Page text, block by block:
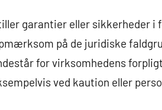
garantier eller sikkerheder i
på de juridiske
for virksomhedens
ved kaution eller